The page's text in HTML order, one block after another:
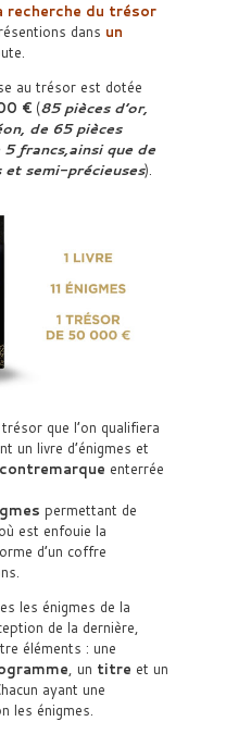
recherche du trésor
dans un
au trésor est dotée
€ (85 pièces d’or,
de 65 pièces
5 francs,ainsi que de
et semi-précieuses).
trésor que l’on qualifiera
un livre d’énigmes et
contremarque enterrée
permettant de
est enfouie la
d’un coffre
les énigmes de la
de la dernière,
éléments : une
, un titre et un
ayant une
les énigmes.